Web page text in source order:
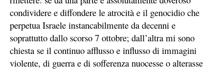
condividere e diffondere le atrocità e il genocidio che
perpetua Israele instancabilmente da decenni e
soprattutto dallo scorso 7 ottobre; dall’altra mi sono
chiesta se il continuo afflusso e influsso di immagini
violente, di guerra e di sofferenza nuocesse o alterasse